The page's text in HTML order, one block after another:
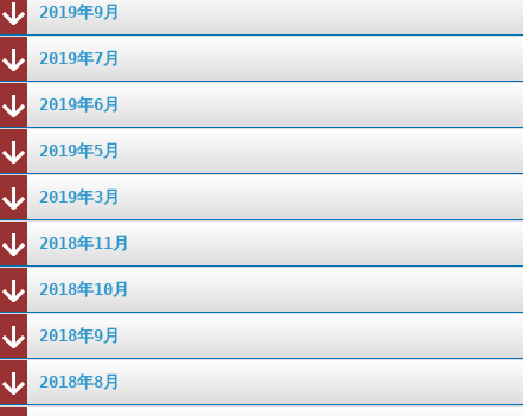
2019年9月
2019年7月
2019年6月
2019年5月
2019年3月
2018年11月
2018年10月
2018年9月
2018年8月